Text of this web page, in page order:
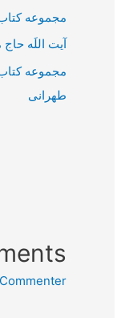
مجموعه
آیت اللَه حاج
مجموعه
طهرانی